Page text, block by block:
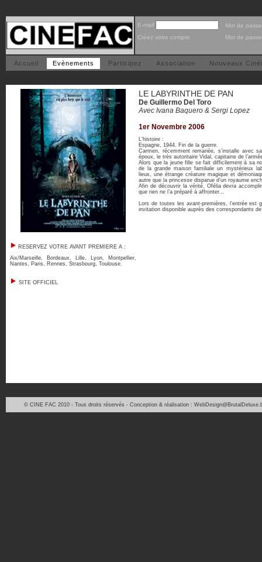
E-mail
Mot de passe
Créez votre compte
Mot de
Accueil Evènements Participez Association Nouveaux
RESERVEZ VOTRE AVANT PREMIERE A :
Aix/Marseille, Bordeaux, Lille, Lyon, Montpellier,
Nantes, Paris, Rennes, Strasbourg, Toulouse.
SITE OFFICIEL
LE LABYRINTHE DE PAN
De Guillermo Del Toro
Avec Ivana Baquero & Sergi Lopez
1er Novembre 2006
L’histoire :
Espagne, 1944. Fin de la guerre.
Carmen, récemment remariée, s’installe avec
époux, le très autoritaire Vidal, capitaine de
Alors que la jeune fille se fait difficilement à sa
de la grande maison familiale un mystérieux
lieux, une étrange créature magique et
autre que la princesse disparue d’un royaume
Afin de découvrir la vérité, Ofélia devra
que rien ne l’a préparé à affronter...
Lors de toutes les avant-premières, l’entrée est
invitation disponible auprès des correspondants
© CINE FAC 2010 - Tous droits réservés - Conception & réalisation :